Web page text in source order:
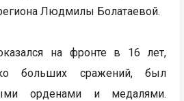
Людмилы Болатаевой.
на фронте в 16 лет,
больших сражений, был
орденами и медалями.